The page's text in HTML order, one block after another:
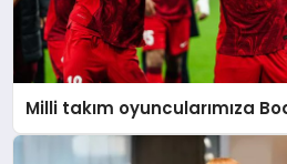
Milli takım oyuncularımıza